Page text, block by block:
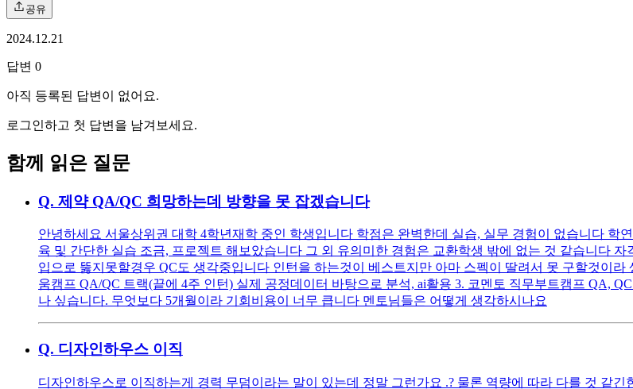
공유
2024.12.21
답변 0
아직 등록된 답변이 없어요.
로그인하고 첫 답변을 남겨보세요.
함께 읽은 질문
Q. 제약 QA/QC 희망하는데 방향을 못 잡겠습니다
안녕하세요 서울상위권 대학 4학년재학 중인 학생입니다 학점은 완벽한데 실습, 실무 경험이 없습니다 학
육 및 간단한 실습 조금, 프로젝트 해보았습니다 그 외 유의미한 경험은 교환학생 밖에 없는 것 같습니다
입으로 뚫지못할경우 QC도 생각중입니다 인턴을 하는것이 베스트지만 아마 스펙이 딸려서 못 구할것이
움캠프 QA/QC 트랙(끝에 4주 인턴) 실제 공정데이터 바탕으로 분석, ai활용 3. 코멘토 직무부트캠프 QA,
나 싶습니다. 무엇보다 5개월이라 기회비용이 너무 큽니다 멘토님들은 어떻게 생각하시나요
Q. 디자인하우스 이직
디자인하우스로 이직하는게 경력 무덤이라는 말이 있는데 정말 그런가요 .? 물론 역량에 따라 다를 것 같